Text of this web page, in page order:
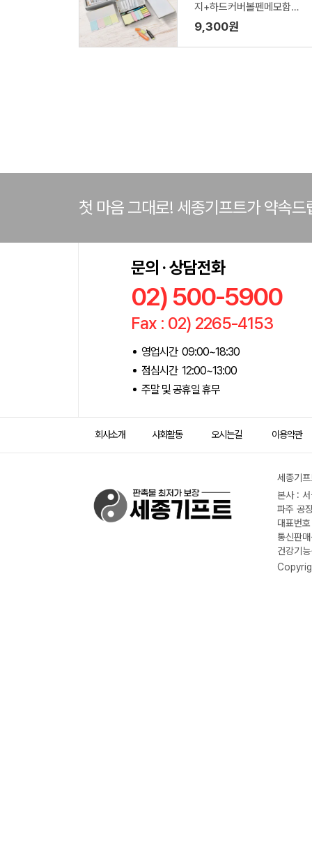
지+하드커버볼펜메모함
+수첩형인덱스포스트잇(세
로형) 세트
9,300원
첫 마음 그대로! 세종기프트가 약속드
문의 · 상담전화
02) 500-5900
Fax : 02) 2265-4153
영업시간 09:00~18:30
점심시간 12:00~13:00
주말 및 공휴일 휴무
회사소개 사회활동 오시는길 이용약관
세종기
본사 :
파주 공
대표번
통신판
건강기